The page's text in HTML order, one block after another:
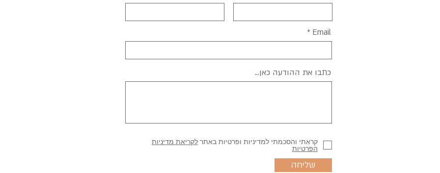
Email
כתבו את ההודעה כאן...
קראתי והסכמתי למדיניות ופרטיות באתר לקריאת מדיניות
הפרטיות
שליחה